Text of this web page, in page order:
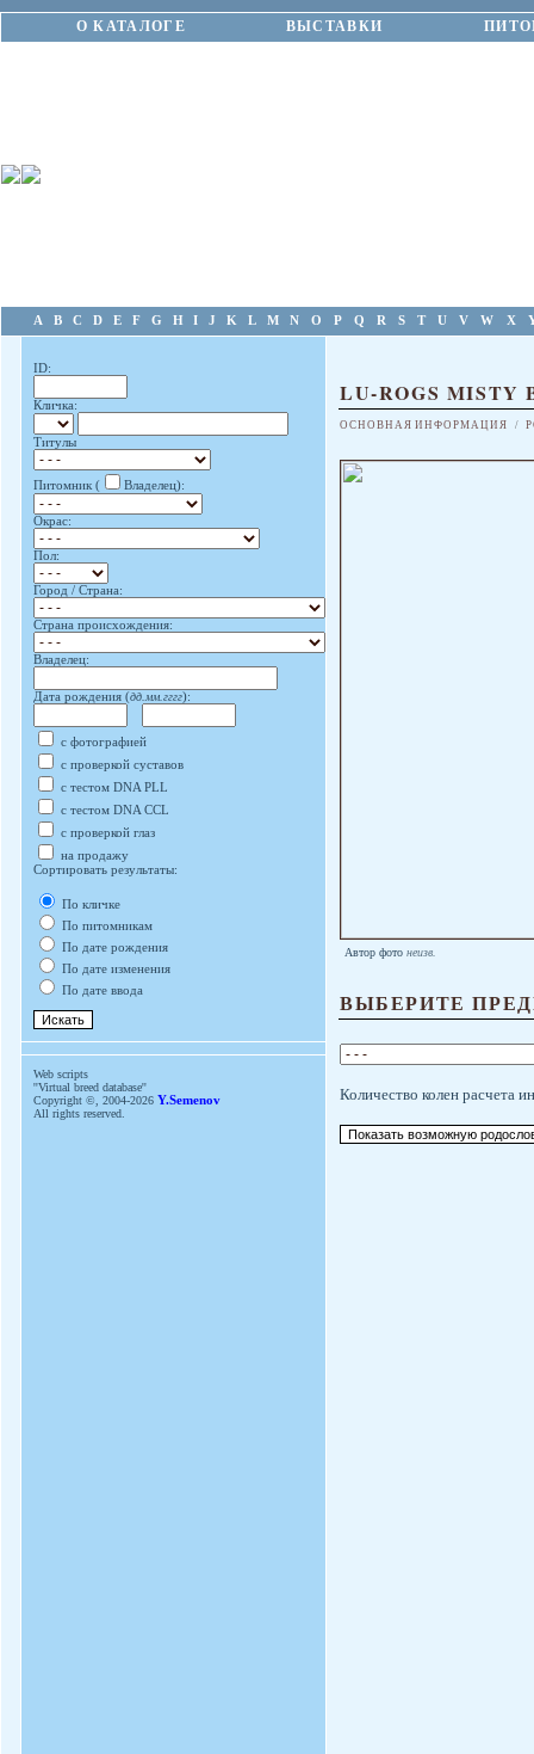
О КАТАЛОГЕ ВЫСТАВКИ
A B C D E F G H I J K L M N O P Q R S T U V W X
ID:
Кличка:
Титулы
Питомник ( Владелец):
Окрас:
Пол:
Город / Страна:
Страна происхождения:
Владелец:
Дата рождения (дд.мм.гггг):
с фотографией
с проверкой суставов
с тестом DNA PLL
с тестом DNA CCL
с проверкой глаз
на продажу
Сортировать результаты:
По кличке
По питомникам
По дате рождения
По дате изменения
По дате ввода
Web scripts
''Virtual breed database''
Copyright ©, 2004-2026 Y.Semenov
All rights reserved.
LU-ROGS MISTY
ОСНОВНАЯ ИНФОРМАЦИЯ /
Автор фото неизв.
ВЫБЕРИТЕ
Количество колен расчета